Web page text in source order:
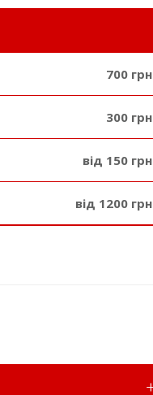
700 грн
300 грн
від 150 грн
від 1200 грн